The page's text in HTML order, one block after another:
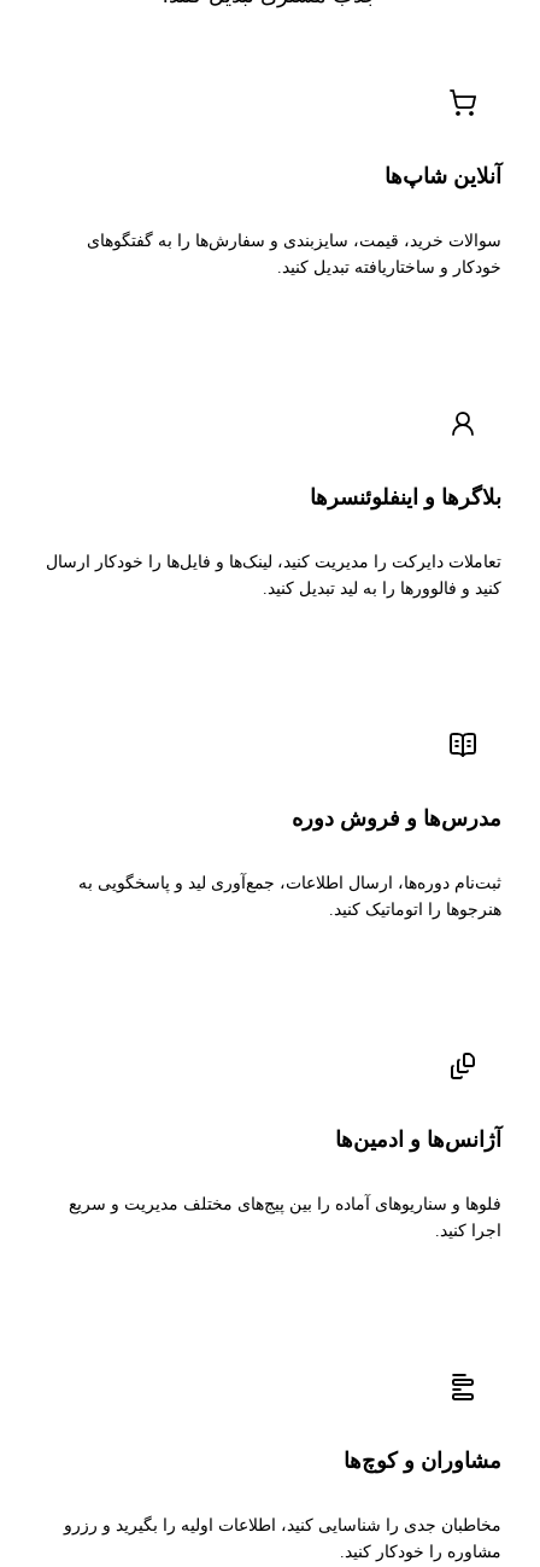
آنلاین شاپ‌ها
سوالات خرید، قیمت، سایزبندی و سفارش‌ها را به گفتگوهای
خودکار و ساختاریافته تبدیل کنید.
بلاگرها و اینفلوئنسرها
تعاملات دایرکت را مدیریت کنید، لینک‌ها و فایل‌ها را خودکار ارسال
کنید و فالوورها را به لید تبدیل کنید.
مدرس‌ها و فروش دوره
ثبت‌نام دوره‌ها، ارسال اطلاعات، جمع‌آوری لید و پاسخگویی به
هنرجوها را اتوماتیک کنید.
آژانس‌ها و ادمین‌ها
فلوها و سناریوهای آماده را بین پیج‌های مختلف مدیریت و سریع
اجرا کنید.
مشاوران و کوچ‌ها
مخاطبان جدی را شناسایی کنید، اطلاعات اولیه را بگیرید و رزرو
مشاوره را خودکار کنید.